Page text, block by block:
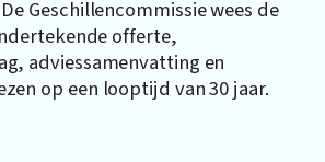
Geschillencommissie wees de
offerte,
adviessamenvatting en
op een looptijd van 30 jaar.